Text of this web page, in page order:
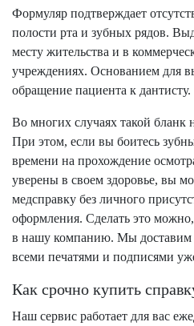
Формуляр подтверждает
полости рта и зубных рядов.
месту жительства и в
учреждениях. Основанием для
обращение пациента к дантисту.
Во многих случаях такой бланк
При этом, если вы боитесь
времени на прохождение
уверены в своем здоровье, вы
медсправку без личного
оформления. Сделать это
в нашу компанию. Мы доставим
всеми печатями и подписями
Как срочно купить
Наш сервис работает для вас